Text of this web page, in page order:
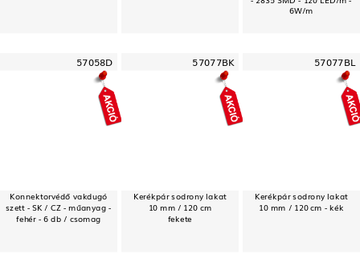
6W/m
57058D
Konnektorvédő vakdugó
szett - SK / CZ - műanyag -
fehér - 6 db / csomag
57077BK
Kerékpár sodrony lakat
10 mm / 120 cm
fekete
57077BL
Kerékpár sodrony lakat
10 mm / 120 cm - kék